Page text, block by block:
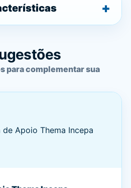
para complementar sua